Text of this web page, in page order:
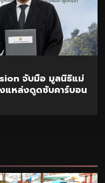
จับมือ มูลนิธิแม่
แหล่งดูดซับคาร์บอน